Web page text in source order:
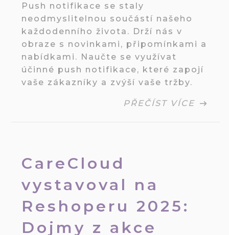
Push notifikace se staly
neodmyslitelnou součástí našeho
každodenního života. Drží nás v
obraze s novinkami, připomínkami a
nabídkami. Naučte se využívat
účinné push notifikace, které zapojí
vaše zákazníky a zvýší vaše tržby.
PŘEČÍST VÍCE
CareCloud
vystavoval na
Reshoperu 2025:
Dojmy z akce